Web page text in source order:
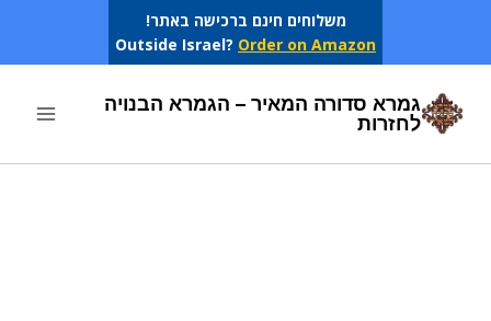
משלוחים חינם ברכישה באתר!
Outside Israel? Order on Amazon
גמרא סדורה המאיר – הגמרא הבנויה
לחזרות